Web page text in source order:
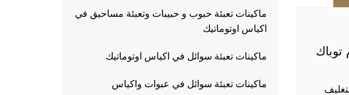
ماكينات تعبئة حبوب و حبيبات وتعبئة مساحيق في
اكياس اوتوماتيك
ماكينات تعبئة سوائل في اكياس اوتوماتيك
ماكينات تعبئة سوائل في عبوات واكياس